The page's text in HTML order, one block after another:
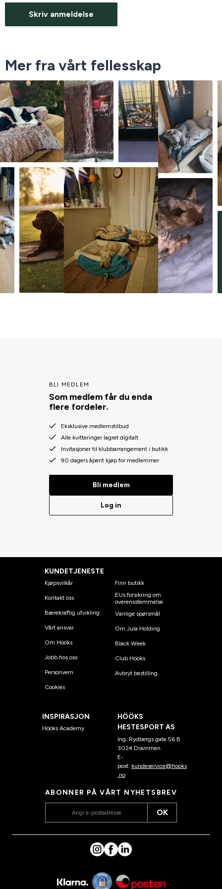
Skriv anmeldelse
Mer fra vårt fellesskap
BLI MEDLEM
Som medlem får du enda
flere fordeler.
Eksklusive medlemstilbud
Alle kvitteringer lagret digitalt
Invitasjoner til klubbarrangement i butikk
90 dagers åpent kjøp for medlemmer
Bli medlem
Log in
KUNDETJENESTE
Kjøpsvilkår
Kontakt oss
Bærekraftig utvikling
Vårt ansvar
Om Hööks
Jobb hos oss
Personvern
Cookies
Finn butikk
EUs forsikring om
overensstemmelse
Vanlige spørsmål
Om Jula Holding
Black Week
Club Hööks
Avbryt bestilling
INSPIRASJON
Hööks Academy
HÖÖKS
HESTESPORT AS
Ing. Rydbergs gate 56 B
3024 Drammen
E-
post: kundeservice@hooks
.no
ABONNER PÅ VÅRT NYHETSBREV
OK